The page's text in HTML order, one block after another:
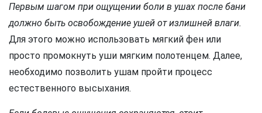
Первым шагом при ощущении боли в ушах после бани
должно быть освобождение ушей от излишней влаги.
Для этого можно использовать мягкий фен или
просто промокнуть уши мягким полотенцем. Далее,
необходимо позволить ушам пройти процесс
естественного высыхания.